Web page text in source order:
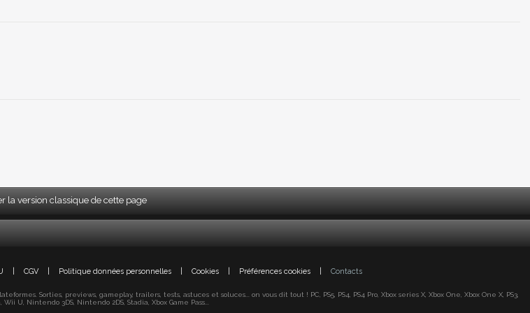
la version classique de cette page
CGV Politique données personnelles Cookies Préférences cookies Contacts
Sorties, previews, gameplay, trailers, tests, astuces et soluces... on vous dit tout ! PC, PS5, PS4, PS4 Pro, Xbox series X, Xbox One, Xbox One X, PS3,
U, Nintendo 3DS, Nintendo 2DS, Stadia, Xbox Game Pass...